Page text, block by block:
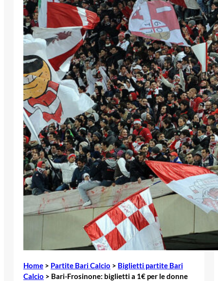
Home > Partite Bari Calcio > Biglietti partite Bari
Calcio > Bari-Frosinone: biglietti a 1€ per le donne